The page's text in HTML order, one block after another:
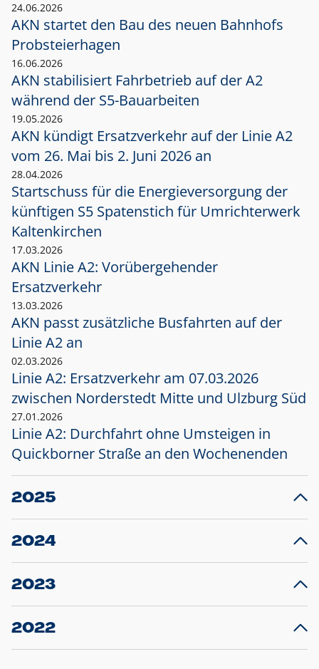
24.06.2026
AKN startet den Bau des neuen Bahnhofs
Probsteierhagen
16.06.2026
AKN stabilisiert Fahrbetrieb auf der A2
während der S5-Bauarbeiten
19.05.2026
AKN kündigt Ersatzverkehr auf der Linie A2
vom 26. Mai bis 2. Juni 2026 an
28.04.2026
Startschuss für die Energieversorgung der
künftigen S5 Spatenstich für Umrichterwerk
Kaltenkirchen
17.03.2026
AKN Linie A2: Vorübergehender
Ersatzverkehr
13.03.2026
AKN passt zusätzliche Busfahrten auf der
Linie A2 an
02.03.2026
Linie A2: Ersatzverkehr am 07.03.2026
zwischen Norderstedt Mitte und Ulzburg Süd
27.01.2026
Linie A2: Durchfahrt ohne Umsteigen in
Quickborner Straße an den Wochenenden
2025
23.12.2025
Projekt S5: Start der Bauarbeiten am
2024
10.12.2024
Großprojekt S5: Sperrung der Bahnstraße in
2023
20.12.2023
Schleswig-Holstein verlängert den
2022
22.12.2022